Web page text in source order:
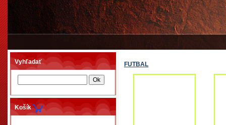
Vyhľadať
Košík
FUTBAL